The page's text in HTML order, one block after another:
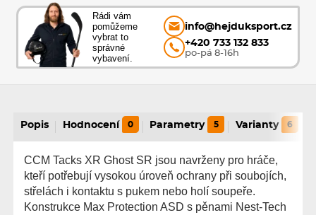
Rádi vám
pomůžeme
vybrat to
správné
vybavení.
info@hejduksport.cz
+420 733 132 833
po-pá 8-16h
Popis Hodnocení 0 Parametry 5 Varianty 6
CCM Tacks XR Ghost SR jsou navrženy pro hráče,
kteří potřebují vysokou úroveň ochrany při soubojích,
střelách i kontaktu s pukem nebo holí soupeře.
Konstrukce Max Protection ASD s pěnami Nest-Tech